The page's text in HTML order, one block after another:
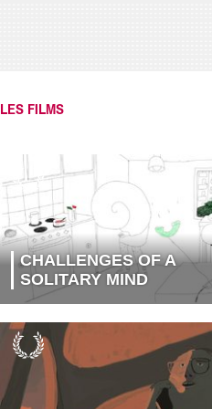
LES FILMS
CHALLENGES OF A
SOLITARY MIND